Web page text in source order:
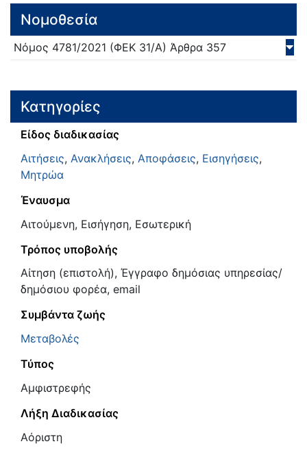
Νομοθεσία
Νόμος 4781/2021 (ΦΕΚ 31/Α) Άρθρα 357
Κατηγορίες
Είδος διαδικασίας
Αιτήσεις, Ανακλήσεις, Αποφάσεις, Εισηγήσεις,
Μητρώα
Έναυσμα
Αιτούμενη, Εισήγηση, Εσωτερική
Τρόπος υποβολής
Αίτηση (επιστολή), Έγγραφο δημόσιας υπηρεσίας/
δημόσιου φορέα, email
Συμβάντα ζωής
Μεταβολές
Τύπος
Αμφιστρεφής
Λήξη Διαδικασίας
Αόριστη